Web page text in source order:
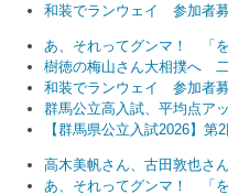
和装でランウェイ 参加者
あ、それってグンマ！ 「
樹徳の梅山さん大相撲へ
和装でランウェイ 参加者
群馬公立高入試、平均点
【群馬県公立入試2026】
高木美帆さん、古田敦也さ
あ、それってグンマ！ 「